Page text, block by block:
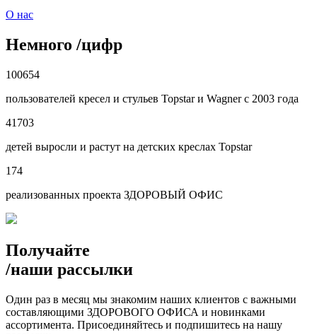
О нас
Немного /цифр
100654
пользователей кресел и стульев Topstar и Wagner с 2003 года
41703
детей выросли и растут на детских креслах Topstar
174
реализованных проекта ЗДОРОВЫЙ ОФИС
Получайте
/наши рассылки
Один раз в месяц мы знакомим наших клиентов с важными
составляющими ЗДОРОВОГО ОФИСА и новинками
ассортимента. Присоединяйтесь и подпишитесь на нашу